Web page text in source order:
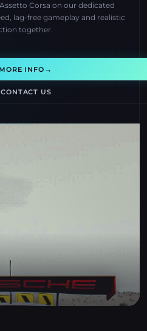
Corsa on our dedicated
lag-free gameplay and realistic
together.
MORE INFO →
CONTACT US